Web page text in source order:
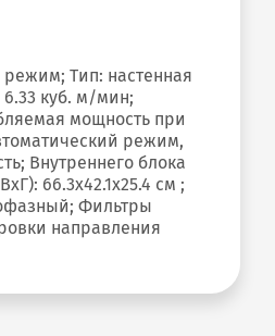
Тип: настенная
куб. м/мин;
мощность при
режим,
Внутреннего блока
66.3x42.1x25.4 см ;
Фильтры
направления